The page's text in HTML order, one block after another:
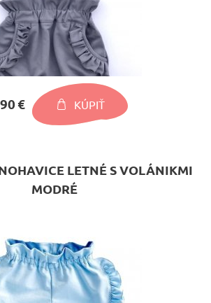
€ KÚPIŤ
LETNÉ S VOLÁNIKMI
MODRÉ